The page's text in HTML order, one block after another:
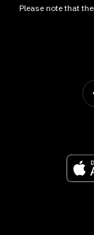
Please note that